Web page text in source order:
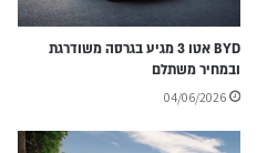
BYD אטו 3 מגיע בגרסה משודרגת
ובמחיר משתלם
04/06/2026